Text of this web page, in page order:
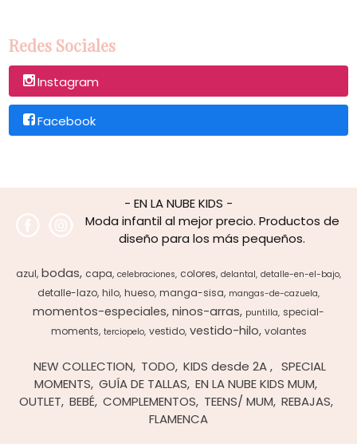
Redes Sociales
Instagram
Facebook
- EN LA NUBE KIDS -
Moda infantil al mejor precio. Productos de
diseño para los más pequeños.
azul bodas capa celebraciones colores delantal detalle-en-el-bajo
detalle-lazo hilo hueso manga-sisa mangas-de-cazuela
momentos-especiales ninos-arras puntilla special-
moments terciopelo vestido vestido-hilo volantes
NEW COLLECTION TODO KIDS desde 2A
SPECIAL
MOMENTS GUÍA DE TALLAS EN LA NUBE KIDS MUM
OUTLET BEBÉ COMPLEMENTOS TEENS/ MUM REBAJAS
FLAMENCA